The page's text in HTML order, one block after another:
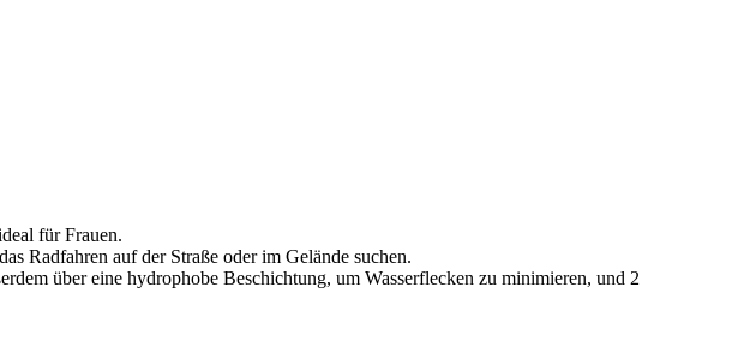
für Frauen.
Radfahren auf der Straße oder im Gelände suchen.
über eine hydrophobe Beschichtung, um Wasserflecken zu minimieren, und 2